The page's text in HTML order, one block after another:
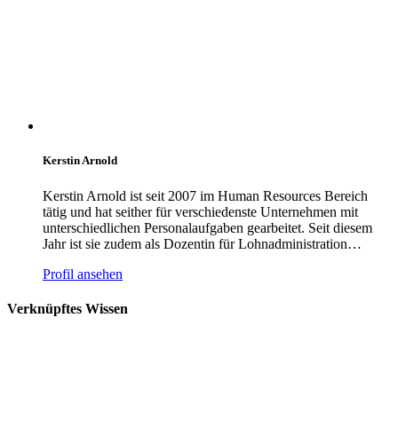
Kerstin Arnold
Kerstin Arnold ist seit 2007 im Human Resources Bereich
tätig und hat seither für verschiedenste Unternehmen mit
unterschiedlichen Personalaufgaben gearbeitet. Seit diesem
Jahr ist sie zudem als Dozentin für Lohnadministration…
Profil ansehen
Verknüpftes Wissen